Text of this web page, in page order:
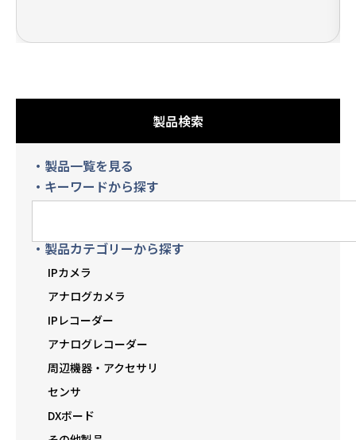
製品検索
・製品一覧を見る
・キーワードから探す
・製品カテゴリーから探す
IPカメラ
アナログカメラ
IPレコーダー
アナログレコーダー
周辺機器・アクセサリ
センサ
DXボード